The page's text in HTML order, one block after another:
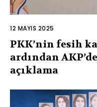
12 MAYIS 2025
PKK’nin fesih
ardından
açıklama